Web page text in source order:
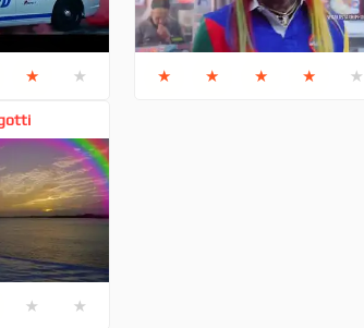
★ ★ ★ ★ ★ ★ ★
★ ★